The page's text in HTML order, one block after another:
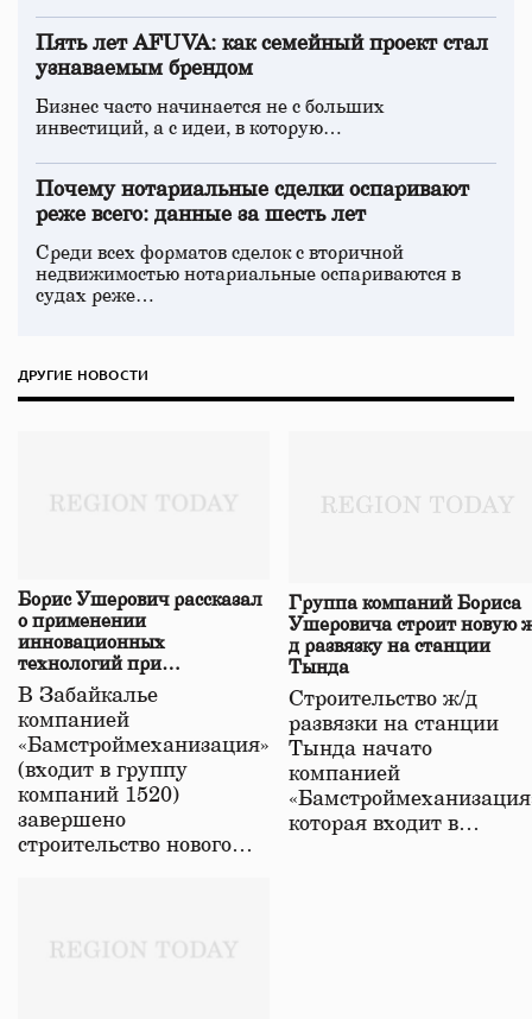
Пять лет AFUVA: как семейный проект стал
узнаваемым брендом
Бизнес часто начинается не с больших
инвестиций, а с идеи, в которую…
Почему нотариальные сделки оспаривают
реже всего: данные за шесть лет
Среди всех форматов сделок с вторичной
недвижимостью нотариальные оспариваются в
судах реже…
ДРУГИЕ НОВОСТИ
Борис Ушерович рассказал
о применении
инновационных
технологий при
строительстве нового моста
в Забайкалье
В Забайкалье
компанией
«Бамстроймеханизация»
(входит в группу
компаний 1520)
завершено
строительство нового…
Группа компаний Бориса
Ушеровича строит новую
д развязку на станции
Тында
Строительство ж/д
развязки на станции
Тында начато
компанией
которая входит в…